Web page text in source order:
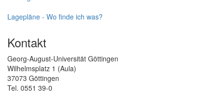
Lagepläne - Wo finde ich was?
Kontakt
Georg-August-Universität Göttingen
Wilhelmsplatz 1 (Aula)
37073 Göttingen
Tel. 0551 39-0